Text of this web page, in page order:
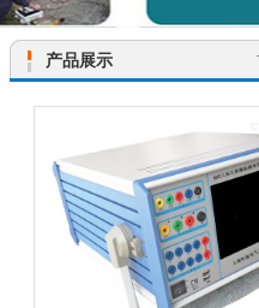
产品展示